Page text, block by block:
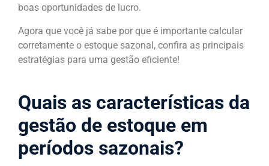
boas oportunidades de lucro.
Agora que você já sabe por que é importante calcular
corretamente o estoque sazonal, confira as principais
estratégias para uma gestão eficiente!
Quais as características da
gestão de estoque em
períodos sazonais?